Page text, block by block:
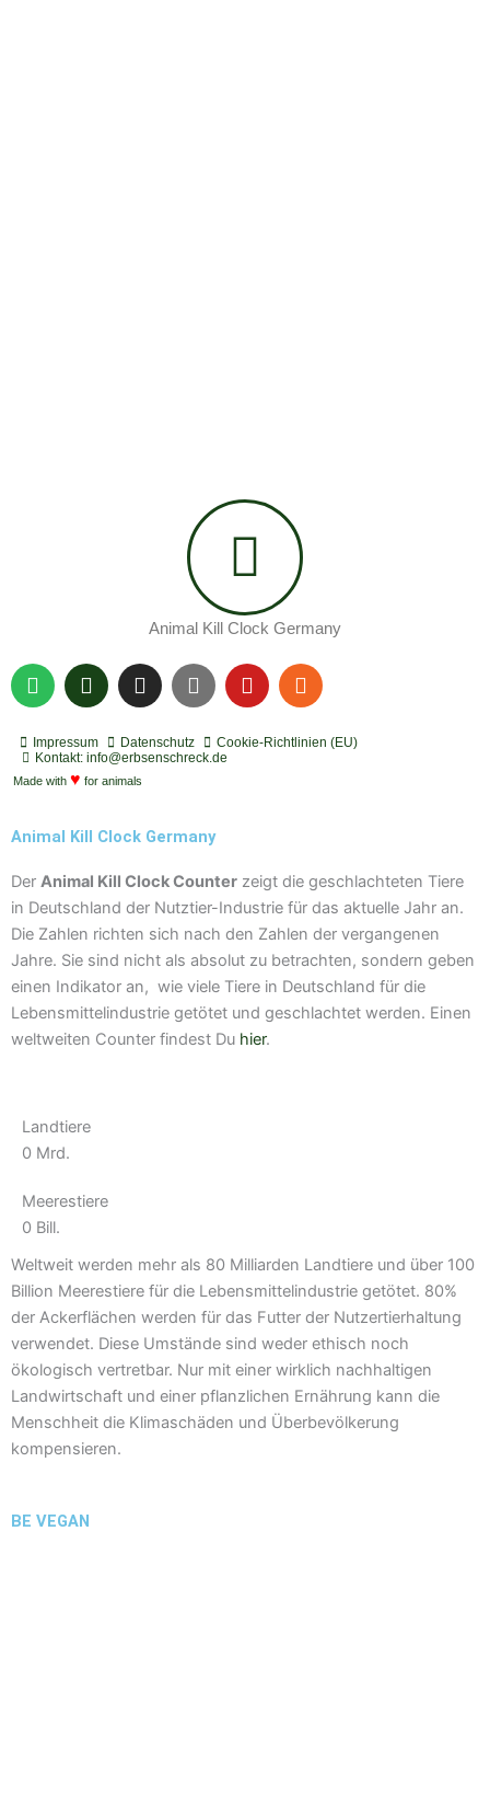
Animal Kill Clock Germany
S
p
t
i
f
P
o
c
a
s
I
n
t
a
g
a
m
Y
o
t
u
Y
o
t
R
s
Impressum Datenschutz
Cookie-Richtlinien (EU)
Kontakt: info@erbsenschreck.de
Made with ♥ for animals
Animal Kill Clock Germany
Der Animal Kill Clock Counter zeigt die geschlachteten Tiere
in Deutschland der Nutztier-Industrie für das aktuelle Jahr an.
Die Zahlen richten sich nach den Zahlen der vergangenen
Jahre. Sie sind nicht als absolut zu betrachten, sondern geben
einen Indikator an, wie viele Tiere in Deutschland für die
Lebensmittelindustrie getötet und geschlachtet werden. Einen
weltweiten Counter findest Du hier.
Landtiere
0 Mrd.
Meerestiere
0 Bill.
Weltweit werden mehr als 80 Milliarden Landtiere und über 100
Billion Meerestiere für die Lebensmittelindustrie getötet. 80%
der Ackerflächen werden für das Futter der Nutzertierhaltung
verwendet. Diese Umstände sind weder ethisch noch
ökologisch vertretbar. Nur mit einer wirklich nachhaltigen
Landwirtschaft und einer pflanzlichen Ernährung kann die
Menschheit die Klimaschäden und Überbevölkerung
kompensieren.
BE VEGAN